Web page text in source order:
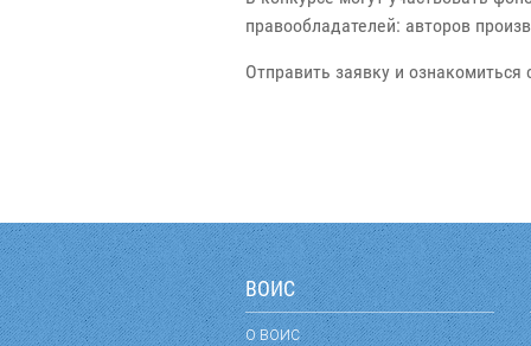
правообладателей: авторов
Отправить заявку и
ВОИС
О ВОИС